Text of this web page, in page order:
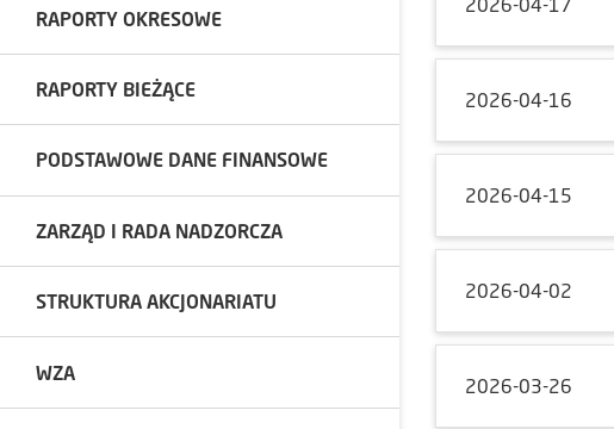
RAPORTY OKRESOWE
RAPORTY BIEŻĄCE
PODSTAWOWE DANE FINANSOWE
ZARZĄD I RADA NADZORCZA
STRUKTURA AKCJONARIATU
WZA
2026-04-16
2026-04-15
2026-04-02
2026-03-26